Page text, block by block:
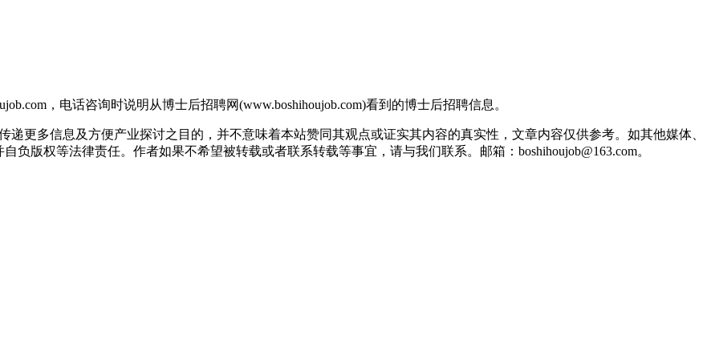
，电话咨询时说明从博士后招聘网(www.boshihoujob.com)看到的博士后招聘信息。
更多信息及方便产业探讨之目的，并不意味着本站赞同其观点或证实其内容的真实性，文章内容仅供参考。如其他媒体、
负版权等法律责任。作者如果不希望被转载或者联系转载等事宜，请与我们联系。邮箱：boshihoujob@163.com。